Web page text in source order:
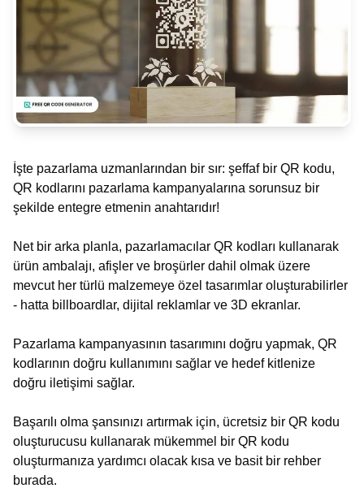
İşte pazarlama uzmanlarından bir sır: şeffaf bir QR kodu,
QR kodlarını pazarlama kampanyalarına sorunsuz bir
şekilde entegre etmenin anahtarıdır!
Net bir arka planla, pazarlamacılar QR kodları kullanarak
ürün ambalajı, afişler ve broşürler dahil olmak üzere
mevcut her türlü malzemeye özel tasarımlar oluşturabilirler
- hatta billboardlar, dijital reklamlar ve 3D ekranlar.
Pazarlama kampanyasının tasarımını doğru yapmak, QR
kodlarının doğru kullanımını sağlar ve hedef kitlenize
doğru iletişimi sağlar.
Başarılı olma şansınızı artırmak için, ücretsiz bir QR kodu
oluşturucusu kullanarak mükemmel bir QR kodu
oluşturmanıza yardımcı olacak kısa ve basit bir rehber
burada.